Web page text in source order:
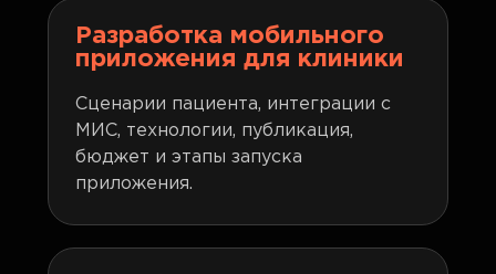
Разработка мобильного
приложения для клиники
Сценарии пациента, интеграции с
МИС, технологии, публикация,
бюджет и этапы запуска
приложения.